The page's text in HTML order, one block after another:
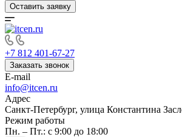
Оставить заявку
+7 812 401-67-27
Заказать звонок
E-mail
info@itcen.ru
Адрес
Санкт-Петербург, улица Константина
Режим работы
Пн. – Пт.: с 9:00 до 18:00